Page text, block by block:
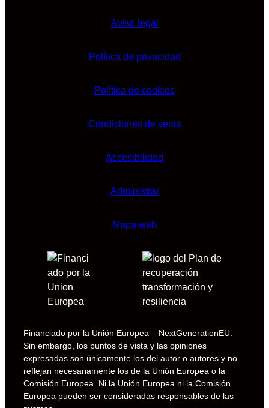
Aviso legal
Política de privacidad
Política de cookies
Condiciones de venta
Accesibilidad
Administrar
Mapa web
Financiado por la Unión Europea – NextGenerationEU.
Sin embargo, los puntos de vista y las opiniones
expresadas son únicamente los del autor o autores y no
reflejan necesariamente los de la Unión Europea o la
Comisión Europea. Ni la Unión Europea ni la Comisión
Europea pueden ser consideradas responsables de las